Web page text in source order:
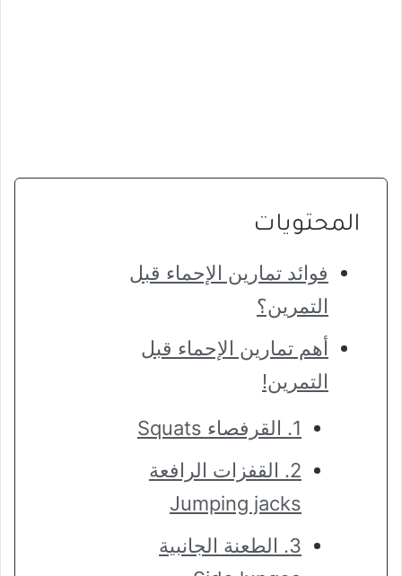
المحتويات
فوائد تمارين الإحماء قبل
التمرين؟
أهم تمارين الإحماء قبل
التمرين!
1. القرفصاء Squats
2. القفزات الرافعة
Jumping jacks
3. الطعنة الجانبية